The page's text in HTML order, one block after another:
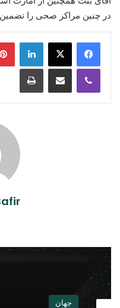
در چنین مراکز صحی را
Viber
Share via Email
Print
جهان